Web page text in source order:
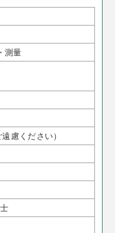
測量
慮ください）